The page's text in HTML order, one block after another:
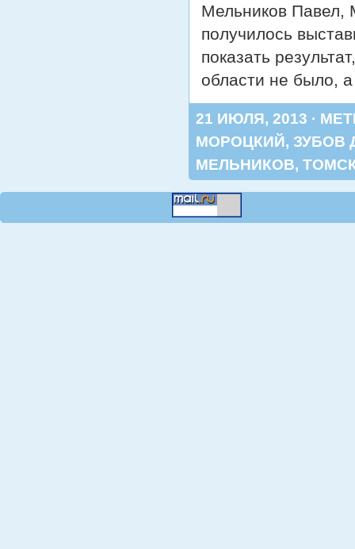
Мельников Павел,
получилось
показать
области не было,
21 ИЮЛЯ, 2013 ·
МОРОЦКИЙ, ЗУБОВ
МЕЛЬНИКОВ,